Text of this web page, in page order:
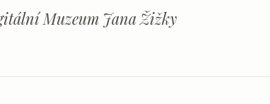
Muzeum Jana Žižky